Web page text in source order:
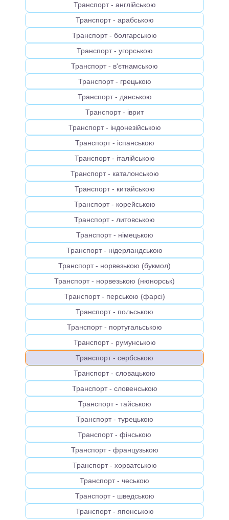
Транспорт - англійською
Транспорт - арабською
Транспорт - болгарською
Транспорт - угорською
Транспорт - в'єтнамською
Транспорт - грецькою
Транспорт - данською
Транспорт - іврит
Транспорт - індонезійською
Транспорт - іспанською
Транспорт - італійською
Транспорт - каталонською
Транспорт - китайською
Транспорт - корейською
Транспорт - литовською
Транспорт - німецькою
Транспорт - нідерландською
Транспорт - норвезькою (букмол)
Транспорт - норвезькою (нюнорськ)
Транспорт - перською (фарсі)
Транспорт - польською
Транспорт - португальською
Транспорт - румунською
Транспорт - сербською
Транспорт - словацькою
Транспорт - словенською
Транспорт - тайською
Транспорт - турецькою
Транспорт - фінською
Транспорт - французькою
Транспорт - хорватською
Транспорт - чеською
Транспорт - шведською
Транспорт - японською